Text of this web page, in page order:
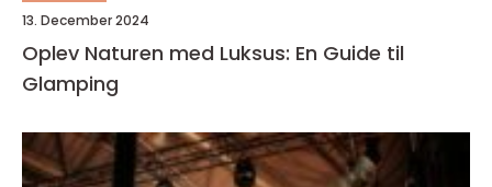
13. December 2024
Oplev Naturen med Luksus: En Guide til
Glamping